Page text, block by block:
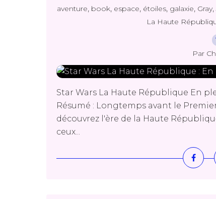
aventure, book, espace, étoiles, galaxie, Gray,
La Haute
Par
Star Wars La Haute République En
Résumé : Longtemps avant le
découvrez l'ère de la Haute
ceux...